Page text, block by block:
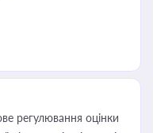
регулювання оцінки